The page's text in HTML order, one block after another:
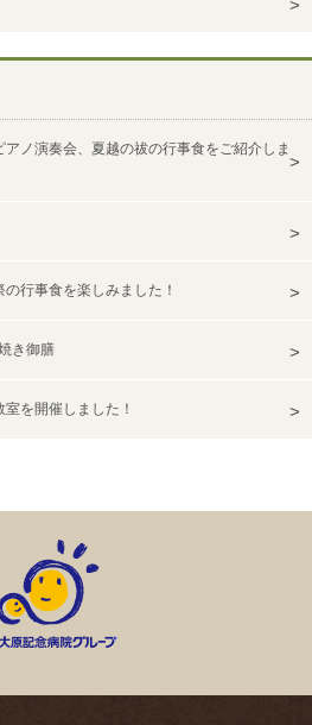
ノ演奏会、夏越の祓の行事食をご紹介しま
行事食を楽しみました！
き御膳
を開催しました！